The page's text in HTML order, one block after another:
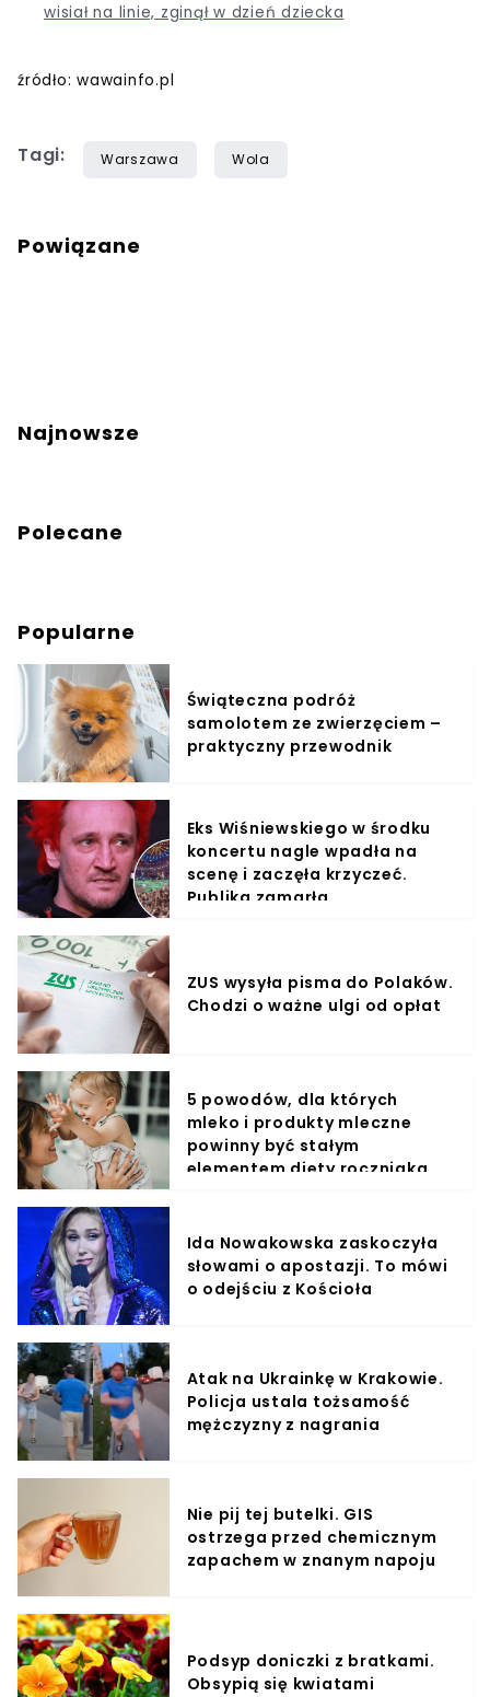
wisiał na linie, zginął w dzień dziecka
źródło: wawainfo.pl
Tagi: Warszawa Wola
Powiązane
Najnowsze
Polecane
Popularne
Świąteczna podróż
samolotem ze zwierzęciem –
praktyczny przewodnik
Eks Wiśniewskiego w środku
koncertu nagle wpadła na
scenę i zaczęła krzyczeć.
Publika zamarła
ZUS wysyła pisma do Polaków.
Chodzi o ważne ulgi od opłat
5 powodów, dla których
mleko i produkty mleczne
powinny być stałym
elementem diety roczniaka
Ida Nowakowska zaskoczyła
słowami o apostazji. To mówi
o odejściu z Kościoła
Atak na Ukrainkę w Krakowie.
Policja ustala tożsamość
mężczyzny z nagrania
Nie pij tej butelki. GIS
ostrzega przed chemicznym
zapachem w znanym napoju
Podsyp doniczki z bratkami.
Obsypią się kwiatami